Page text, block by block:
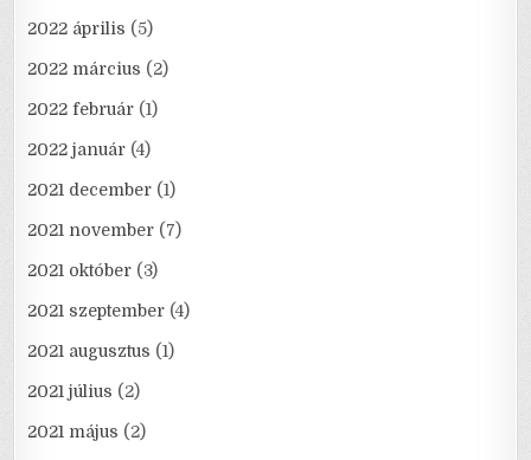
2022 április (5)
2022 március (2)
2022 február (1)
2022 január (4)
2021 december (1)
2021 november (7)
2021 október (3)
2021 szeptember (4)
2021 augusztus (1)
2021 július (2)
2021 május (2)